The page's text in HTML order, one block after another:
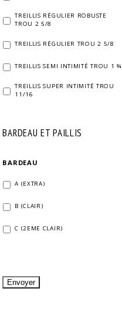
TREILLIS RÉGULIER ROBUSTE
TROU 2 5/8
TREILLIS RÉGULIER TROU 2 5/8
TREILLIS SEMI INTIMITÉ TROU 1 ¾
TREILLIS SUPER INTIMITÉ TROU
11/16
BARDEAU ET PAILLIS
BARDEAU
A (EXTRA)
B (CLAIR)
C (2EME CLAIR)
Envoyer